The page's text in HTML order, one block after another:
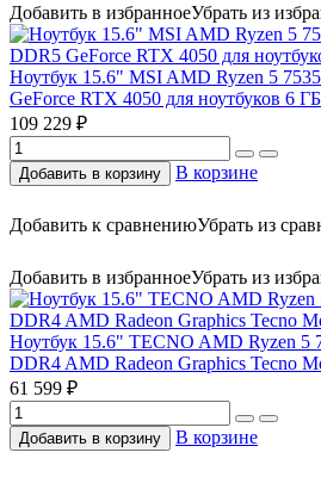
Добавить в избранноеУбрать из
Ноутбук 15.6" MSI AMD Ryzen 5
GeForce RTX 4050 для ноутбуков 6
109 229 ₽
Добавить в корзину В корзине
Добавить к сравнениюУбрать из
Добавить в избранноеУбрать из
Ноутбук 15.6" TECNO AMD Ryzen 5
DDR4 AMD Radeon Graphics Tecno
61 599 ₽
Добавить в корзину В корзине